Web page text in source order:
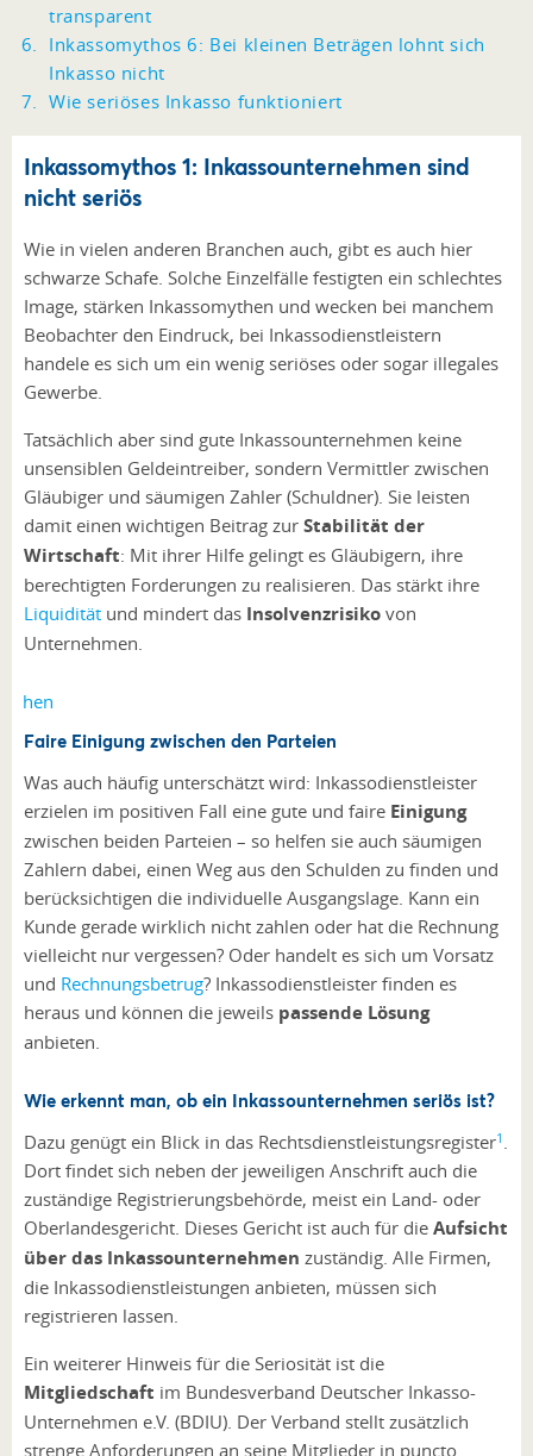
transparent
Inkassomythos 6: Bei kleinen Beträgen lohnt sich
Inkasso nicht
Wie seriöses Inkasso funktioniert
Inkassomythos 1: Inkassounternehmen sind
nicht seriös
Wie in vielen anderen Branchen auch, gibt es auch hier
schwarze Schafe. Solche Einzelfälle festigten ein schlechtes
Image, stärken Inkassomythen und wecken bei manchem
Beobachter den Eindruck, bei Inkassodienstleistern
handele es sich um ein wenig seriöses oder sogar illegales
Gewerbe.
Tatsächlich aber sind gute Inkassounternehmen keine
unsensiblen Geldeintreiber, sondern Vermittler zwischen
Gläubiger und säumigen Zahler (Schuldner). Sie leisten
damit einen wichtigen Beitrag zur Stabilität der
Wirtschaft: Mit ihrer Hilfe gelingt es Gläubigern, ihre
berechtigten Forderungen zu realisieren. Das stärkt ihre
Liquidität und mindert das Insolvenzrisiko von
Unternehmen.
Faire Einigung zwischen den Parteien
Was auch häufig unterschätzt wird: Inkassodienstleister
erzielen im positiven Fall eine gute und faire Einigung
zwischen beiden Parteien – so helfen sie auch säumigen
Zahlern dabei, einen Weg aus den Schulden zu finden und
berücksichtigen die individuelle Ausgangslage. Kann ein
Kunde gerade wirklich nicht zahlen oder hat die Rechnung
vielleicht nur vergessen? Oder handelt es sich um Vorsatz
und Rechnungsbetrug? Inkassodienstleister finden es
heraus und können die jeweils passende Lösung
anbieten.
Wie erkennt man, ob ein Inkassounternehmen seriös ist?
Dazu genügt ein Blick in das Rechtsdienstleistungsregister1 .
Dort findet sich neben der jeweiligen Anschrift auch die
zuständige Registrierungsbehörde, meist ein Land- oder
Oberlandesgericht. Dieses Gericht ist auch für die Aufsicht
über das Inkassounternehmen zuständig. Alle Firmen,
die Inkassodienstleistungen anbieten, müssen sich
registrieren lassen.
Ein weiterer Hinweis für die Seriosität ist die
Mitgliedschaft im Bundesverband Deutscher Inkasso-
Unternehmen e.V. (BDIU). Der Verband stellt zusätzlich
strenge Anforderungen an seine Mitglieder in puncto